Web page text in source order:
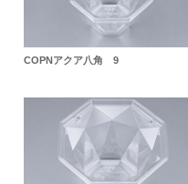
COPNアクア八角 9